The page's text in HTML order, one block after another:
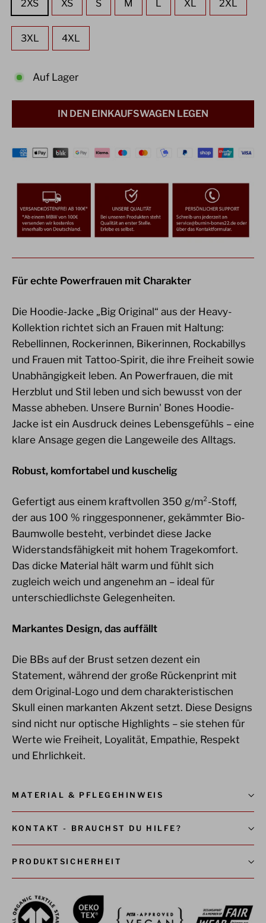
2XS XS S M L XL 2XL
3XL 4XL
Auf Lager
IN DEN EINKAUFSWAGEN LEGEN
Für echte Powerfrauen mit Charakter
Die Hoodie-Jacke „Big Original“ aus der Heavy-
Kollektion richtet sich an Frauen mit Haltung:
Rebellinnen, Rockerinnen, Bikerinnen, Rockabillys
und Frauen mit Tattoo-Spirit, die ihre Freiheit sowie
Unabhängigkeit leben. An Powerfrauen, die mit
Herzblut und Stil leben und sich bewusst von der
Masse abheben. Unsere Burnin' Bones Hoodie-
Jacke ist ein Ausdruck deines Lebensgefühls – eine
klare Ansage gegen die Langeweile des Alltags.
Robust, komfortabel und kuschelig
Gefertigt aus einem kraftvollen 350 g/m²-Stoff,
der aus 100 % ringgesponnener, gekämmter Bio-
Baumwolle besteht, verbindet diese Jacke
Widerstandsfähigkeit mit hohem Tragekomfort.
Das dicke Material hält warm und fühlt sich
zugleich weich und angenehm an – ideal für
unterschiedlichste Gelegenheiten.
Markantes Design, das auffällt
Die BBs auf der Brust setzen dezent ein
Statement, während der große Rückenprint mit
dem Original-Logo und dem charakteristischen
Skull einen markanten Akzent setzt. Diese Designs
sind nicht nur optische Highlights – sie stehen für
Werte wie Freiheit, Loyalität, Empathie, Respekt
und Ehrlichkeit.
MATERIAL & PFLEGEHINWEIS
KONTAKT - BRAUCHST DU HILFE?
PRODUKTSICHERHEIT